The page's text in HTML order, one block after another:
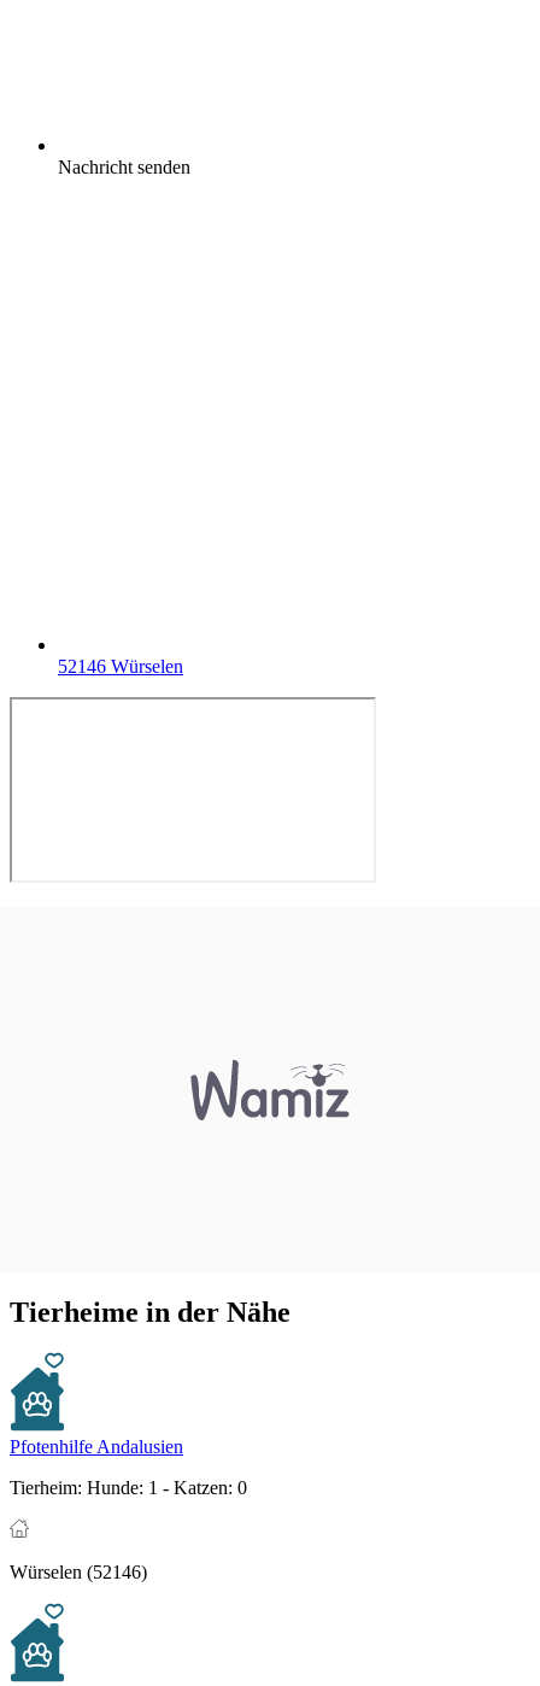
Nachricht senden
52146 Würselen
Tierheime in der Nähe
Pfotenhilfe Andalusien
Tierheim: Hunde: 1 - Katzen: 0
Würselen (52146)